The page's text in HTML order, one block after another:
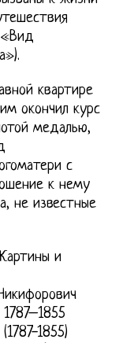
квартире
окончил курс
медалью,
с
к нему
не известные
и
1855)